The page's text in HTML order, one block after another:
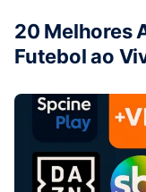
20 Melhores
Futebol ao